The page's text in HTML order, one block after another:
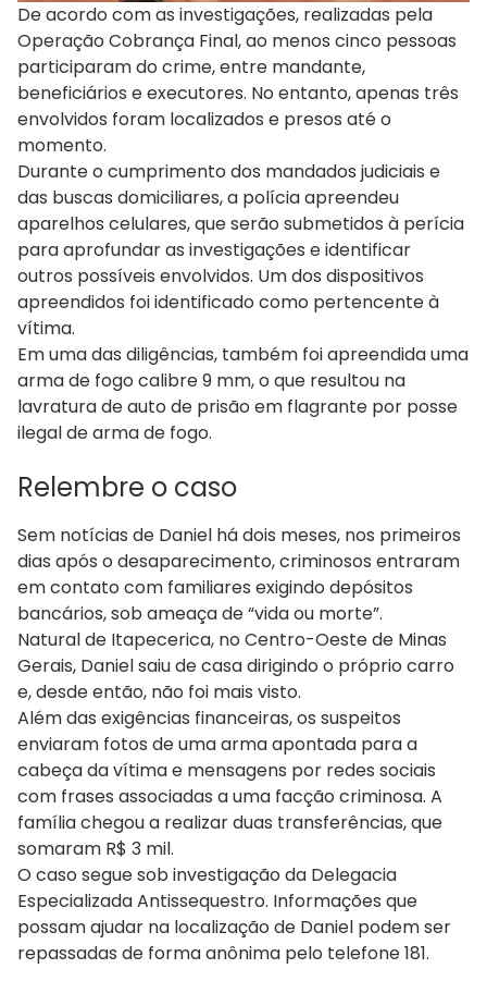
De acordo com as investigações, realizadas pela
Operação Cobrança Final, ao menos cinco pessoas
participaram do crime, entre mandante,
beneficiários e executores. No entanto, apenas três
envolvidos foram localizados e presos até o
momento.
Durante o cumprimento dos mandados judiciais e
das buscas domiciliares, a polícia apreendeu
aparelhos celulares, que serão submetidos à perícia
para aprofundar as investigações e identificar
outros possíveis envolvidos. Um dos dispositivos
apreendidos foi identificado como pertencente à
vítima.
Em uma das diligências, também foi apreendida uma
arma de fogo calibre 9 mm, o que resultou na
lavratura de auto de prisão em flagrante por posse
ilegal de arma de fogo.
Relembre o caso
Sem notícias de Daniel há dois meses, nos primeiros
dias após o desaparecimento, criminosos entraram
em contato com familiares exigindo depósitos
bancários, sob ameaça de “vida ou morte”.
Natural de Itapecerica, no Centro-Oeste de Minas
Gerais, Daniel saiu de casa dirigindo o próprio carro
e, desde então, não foi mais visto.
Além das exigências financeiras, os suspeitos
enviaram fotos de uma arma apontada para a
cabeça da vítima e mensagens por redes sociais
com frases associadas a uma facção criminosa. A
família chegou a realizar duas transferências, que
somaram R$ 3 mil.
O caso segue sob investigação da Delegacia
Especializada Antissequestro. Informações que
possam ajudar na localização de Daniel podem ser
repassadas de forma anônima pelo telefone 181.